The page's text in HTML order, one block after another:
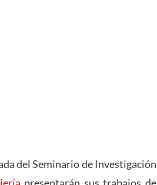
del Seminario de Investigación